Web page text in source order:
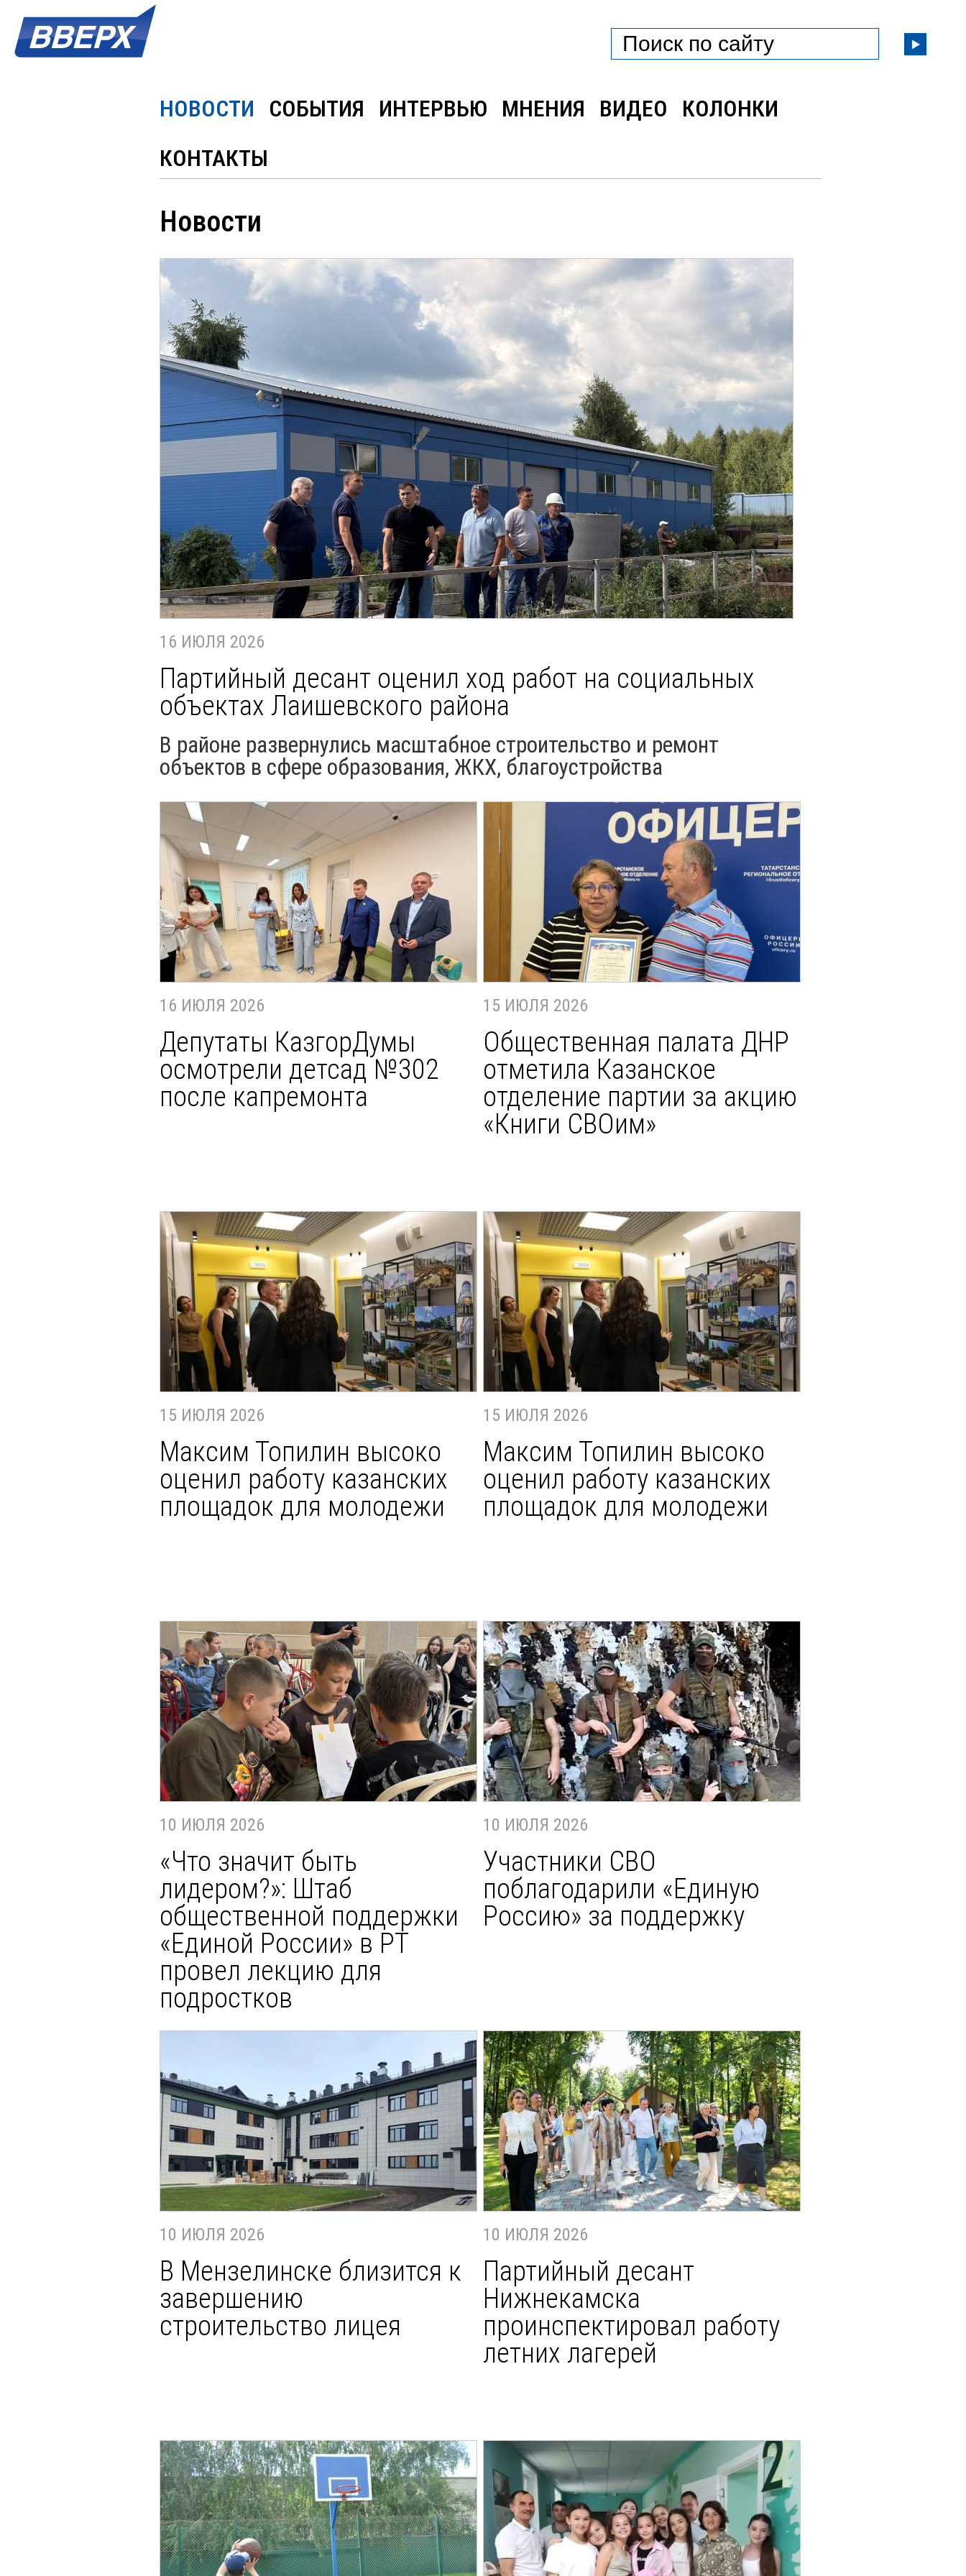
НОВОСТИ СОБЫТИЯ ИНТЕРВЬЮ МНЕНИЯ ВИДЕО
КОЛОНКИ
КОНТАКТЫ
Новости
16 ИЮЛЯ 2026
Партийный десант оценил ход работ на социальных
объектах Лаишевского района
В районе развернулись масштабное строительство и ремонт
объектов в сфере образования, ЖКХ, благоустройства
16 ИЮЛЯ 2026
Депутаты КазгорДумы
осмотрели детсад №302
после капремонта
15 ИЮЛЯ 2026
Общественная палата ДНР
отметила Казанское
отделение партии за акцию
«Книги СВОим»
15 ИЮЛЯ 2026
Максим Топилин высоко
оценил работу казанских
площадок для молодежи
15 ИЮЛЯ 2026
Максим Топилин высоко
оценил работу казанских
площадок для молодежи
10 ИЮЛЯ 2026
«Что значит быть
лидером?»: Штаб
общественной поддержки
«Единой России» в РТ
провел лекцию для
подростков
10 ИЮЛЯ 2026
Участники СВО
поблагодарили «Единую
Россию» за поддержку
10 ИЮЛЯ 2026
В Мензелинске близится к
завершению
строительство лицея
10 ИЮЛЯ 2026
Партийный десант
Нижнекамска
проинспектировал работу
летних лагерей